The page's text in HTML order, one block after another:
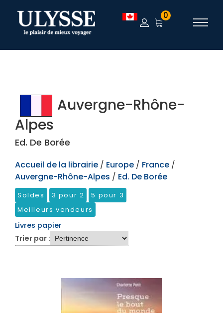
TEST 0
Auvergne-Rhône-
Alpes
Ed. De Borée
Accueil de la librairie / Europe / France /
Auvergne-Rhône-Alpes / Ed. De Borée
Soldes 3 pour 2
5 pour 3
Meilleurs vendeurs
Livres papier
Trier par :